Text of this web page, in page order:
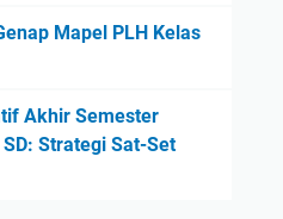
Mapel PLH Kelas
Akhir Semester
Strategi Sat-Set